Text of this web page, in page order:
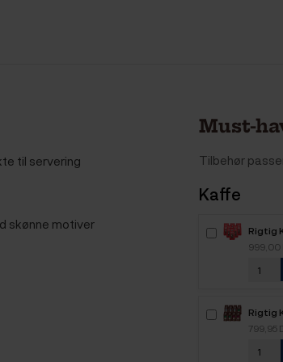
til servering
skønne motiver
Must-
Tilbehør
Kaffe
Rigtig
999,00
Rigtig
799,95